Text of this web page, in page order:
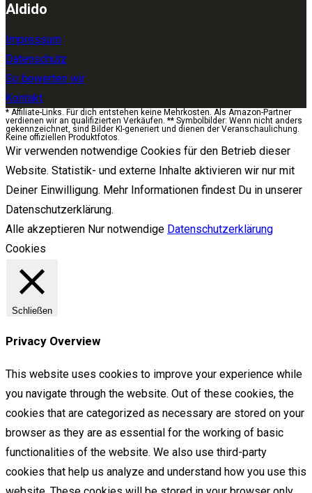
Aldido
Impressum
Datenschutz
So bewerten wir
Kontakt
* Affiliate-Links. Für dich entstehen keine Mehrkosten. Als Amazon-Partner
verdienen wir an qualifizierten Verkäufen. ** Symbolbilder: Wenn nicht anders
gekennzeichnet, sind Bilder KI-generiert und dienen der Veranschaulichung.
Keine offiziellen Produktfotos.
Wir verwenden notwendige Cookies für den Betrieb dieser
Website. Statistik- und externe Inhalte aktivieren wir nur mit
Deiner Einwilligung. Mehr Informationen findest Du in unserer
Datenschutzerklärung.
Alle akzeptieren Nur notwendige Datenschutzerklärung
Cookies
Schließen
Privacy Overview
This website uses cookies to improve your experience while
you navigate through the website. Out of these cookies, the
cookies that are categorized as necessary are stored on your
browser as they are as essential for the working of basic
functionalities of the website. We also use third-party
cookies that help us analyze and understand how you use this